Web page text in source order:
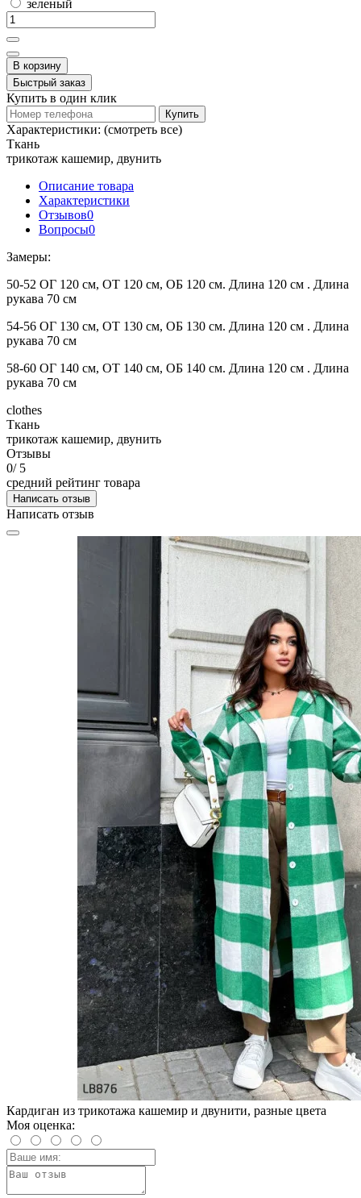
зеленый
В корзину
Быстрый заказ
Купить в один клик
Купить
Характеристики: (смотреть все)
Ткань
трикотаж кашемир, двунить
Описание товара
Характеристики
Отзывов0
Вопросы0
Замеры:
50-52 ОГ 120 см, ОТ 120 см, ОБ 120 см. Длина 120 см . Длина
рукава 70 см
54-56 ОГ 130 см, ОТ 130 см, ОБ 130 см. Длина 120 см . Длина
рукава 70 см
58-60 ОГ 140 см, ОТ 140 см, ОБ 140 см. Длина 120 см . Длина
рукава 70 см
clothes
Ткань
трикотаж кашемир, двунить
Отзывы
0/ 5
средний рейтинг товара
Написать отзыв
Написать отзыв
Кардиган из трикотажа кашемир и двунити, разные цвета
Моя оценка: